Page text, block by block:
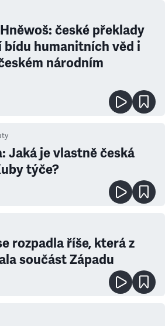
české překlady
bídu humanitních věd i
národním
Jaká je vlastně česká
týče?
rozpadla říše, která z
součást Západu